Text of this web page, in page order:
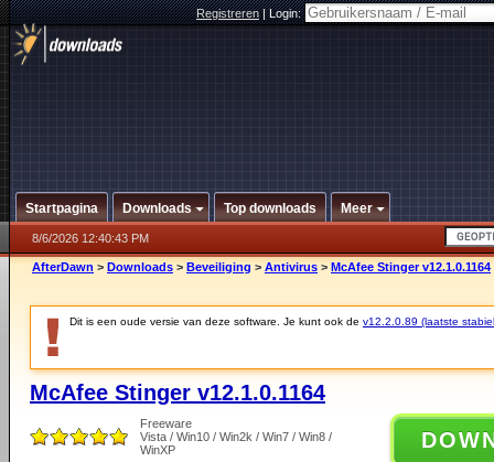
Registreren|Login:
Startpagina Downloads Top downloads Meer
8/6/2026 12:40:43 PM
AfterDawn > Downloads > Beveiliging > Antivirus > McAfee Stinger v12.1.0.1164
Dit is een oude versie van deze software. Je kunt ook de v12.2.0.89 (laatste
McAfee Stinger v12.1.0.1164
Freeware
Vista / Win10 / Win2k / Win7 / Win8 /
WinXP